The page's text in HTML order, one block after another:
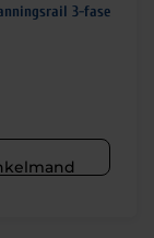
3-fase